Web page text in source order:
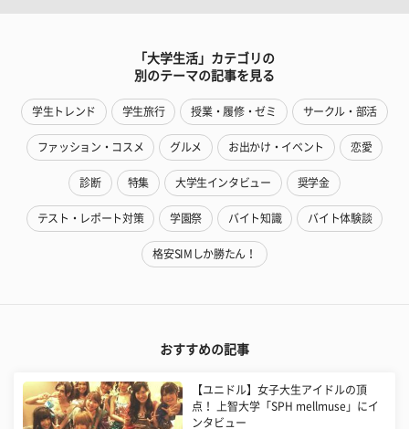
「大学生活」カテゴリの
別のテーマの記事を見る
学生トレンド 学生旅行 授業・履修・ゼミ サークル・部活
ファッション・コスメ グルメ お出かけ・イベント 恋愛
診断 特集 大学生インタビュー 奨学金
テスト・レポート対策 学園祭 バイト知識 バイト体験談
格安SIMしか勝たん！
おすすめの記事
【ユニドル】女子大生アイドルの頂
点！ 上智大学「SPH mellmuse」にイ
ンタビュー